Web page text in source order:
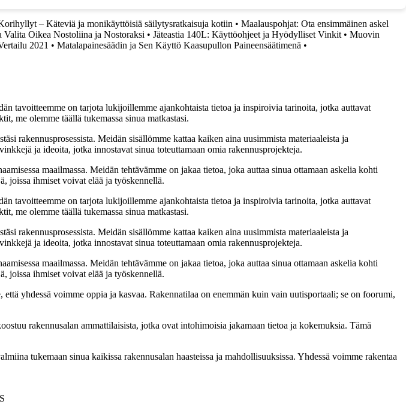
– Käteviä ja monikäyttöisiä säilytysratkaisuja kotiin • Maalauspohjat: Ota ensimmäinen askel
Oikea Nostoliina ja Nostoraksi • Jäteastia 140L: Käyttöohjeet ja Hyödylliset Vinkit • Muovin
2021 • Matalapainesäädin ja Sen Käyttö Kaasupullon Paineensäätimenä •
tavoitteemme on tarjota lukijoillemme ajankohtaista tietoa ja inspiroivia tarinoita, jotka auttavat
me olemme täällä tukemassa sinua matkastasi.
rakennusprosessista. Meidän sisällömme kattaa kaiken aina uusimmista materiaaleista ja
ja ideoita, jotka innostavat sinua toteuttamaan omia rakennusprojekteja.
maailmassa. Meidän tehtävämme on jakaa tietoa, joka auttaa sinua ottamaan askelia kohti
joissa ihmiset voivat elää ja työskennellä.
tavoitteemme on tarjota lukijoillemme ajankohtaista tietoa ja inspiroivia tarinoita, jotka auttavat
me olemme täällä tukemassa sinua matkastasi.
rakennusprosessista. Meidän sisällömme kattaa kaiken aina uusimmista materiaaleista ja
ja ideoita, jotka innostavat sinua toteuttamaan omia rakennusprojekteja.
maailmassa. Meidän tehtävämme on jakaa tietoa, joka auttaa sinua ottamaan askelia kohti
joissa ihmiset voivat elää ja työskennellä.
yhdessä voimme oppia ja kasvaa. Rakennatilaa on enemmän kuin vain uutisportaali; se on foorumi,
rakennusalan ammattilaisista, jotka ovat intohimoisia jakamaan tietoa ja kokemuksia. Tämä
tukemaan sinua kaikissa rakennusalan haasteissa ja mahdollisuuksissa. Yhdessä voimme rakentaa